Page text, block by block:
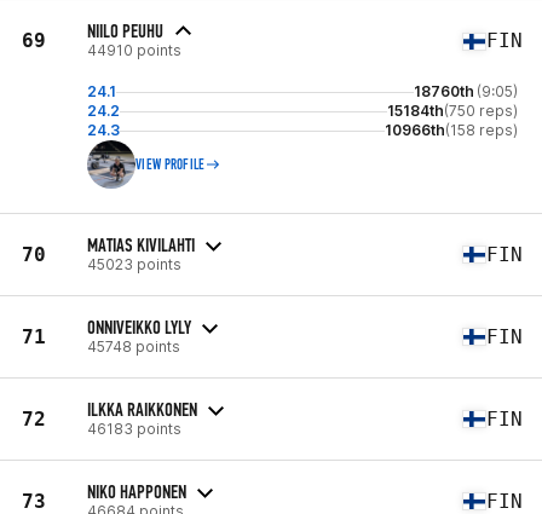
69 NIILO PEUHU
44910 points FIN
24.1 18760th (9:05)
24.2
15184th(750 reps)
24.3
10966th(158 reps)
VIEW PROFILE
70 MATIAS KIVILAHTI
45023 points FIN
71 ONNIVEIKKO LYLY
45748 points FIN
72 ILKKA RAIKKONEN
46183 points FIN
73 NIKO HAPPONEN
46684 points FIN